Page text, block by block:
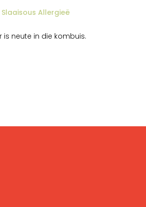
Slaaisous Allergieë
is neute in die kombuis.